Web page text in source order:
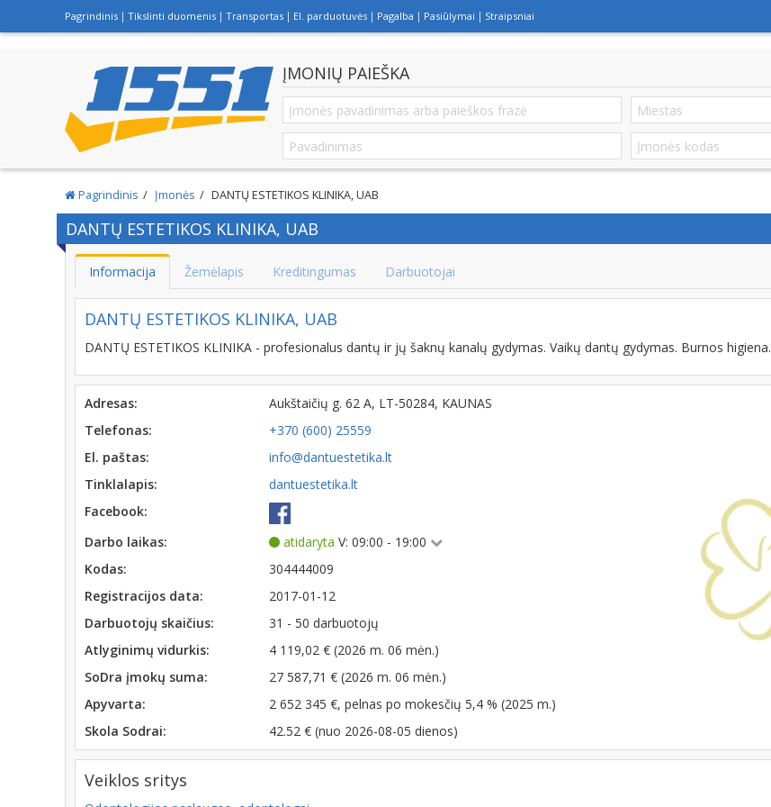
Pagrindinis Tikslinti duomenis Transportas El. parduotuvės Pagalba Pasiūlymai Straipsniai
ĮMONIŲ PAIEŠKA
Pagrindinis Įmonės DANTŲ ESTETIKOS KLINIKA, UAB
DANTŲ ESTETIKOS KLINIKA, UAB
Informacija Žemėlapis Kreditingumas Darbuotojai
DANTŲ ESTETIKOS KLINIKA, UAB
DANTŲ ESTETIKOS KLINIKA - profesionalus dantų ir jų šaknų kanalų gydymas. Vaikų dantų gydymas. Burnos higiena.
Adresas:
Aukštaičių g. 62 A, LT-50284, KAUNAS
Telefonas:
+370 (600) 25559
El. paštas:
info@dantuestetika.lt
Tinklalapis:
dantuestetika.lt
Facebook:
Darbo laikas:
atidaryta V: 09:00 - 19:00
Kodas:
304444009
Registracijos data:
2017-01-12
Darbuotojų skaičius:
31 - 50 darbuotojų
Atlyginimų vidurkis:
4 119,02 € (2026 m. 06 mėn.)
SoDra įmokų suma:
27 587,71 € (2026 m. 06 mėn.)
Apyvarta:
2 652 345 €, pelnas po mokesčių 5,4 % (2025 m.)
Skola Sodrai:
42.52 € (nuo 2026-08-05 dienos)
Veiklos sritys